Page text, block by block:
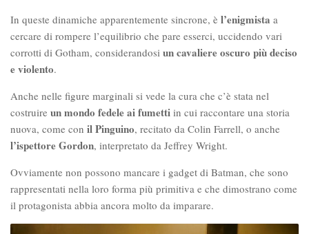
In queste dinamiche apparentemente sincrone, è l’enigmista a
cercare di rompere l’equilibrio che pare esserci, uccidendo vari
corrotti di Gotham, considerandosi un cavaliere oscuro più deciso
e violento.
Anche nelle figure marginali si vede la cura che c’è stata nel
costruire un mondo fedele ai fumetti in cui raccontare una storia
nuova, come con il Pinguino, recitato da Colin Farrell, o anche
l’ispettore Gordon, interpretato da Jeffrey Wright.
Ovviamente non possono mancare i gadget di Batman, che sono
rappresentati nella loro forma più primitiva e che dimostrano come
il protagonista abbia ancora molto da imparare.